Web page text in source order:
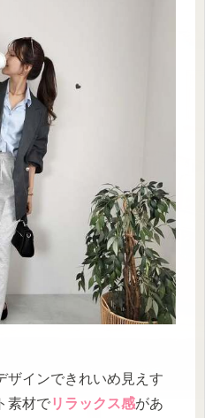
ザインできれいめ見えす
素材でリラックス感があ